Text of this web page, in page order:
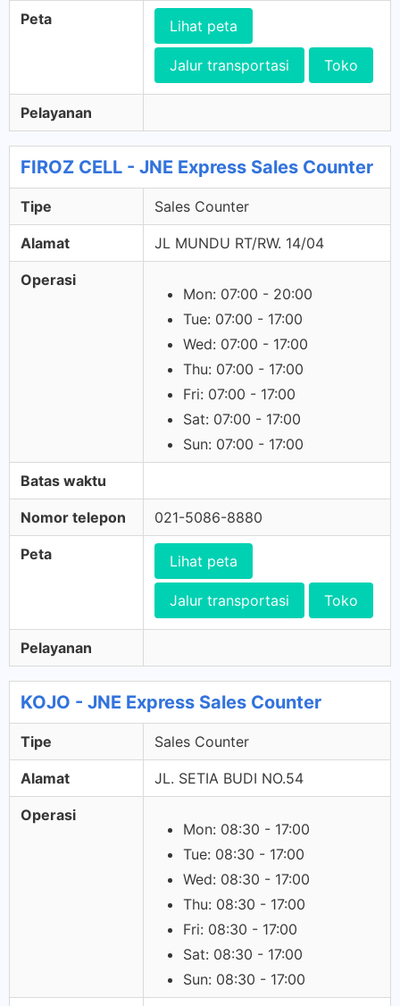
Peta Lihat peta
Jalur transportasi Toko
Pelayanan
FIROZ CELL - JNE Express Sales Counter
Tipe Sales Counter
Alamat JL MUNDU RT/RW. 14/04
Operasi
Mon: 07:00 - 20:00
Tue: 07:00 - 17:00
Wed: 07:00 - 17:00
Thu: 07:00 - 17:00
Fri: 07:00 - 17:00
Sat: 07:00 - 17:00
Sun: 07:00 - 17:00
Batas waktu
Nomor telepon 021-5086-8880
Peta Lihat peta
Jalur transportasi Toko
Pelayanan
KOJO - JNE Express Sales Counter
Tipe Sales Counter
Alamat JL. SETIA BUDI NO.54
Operasi
Mon: 08:30 - 17:00
Tue: 08:30 - 17:00
Wed: 08:30 - 17:00
Thu: 08:30 - 17:00
Fri: 08:30 - 17:00
Sat: 08:30 - 17:00
Sun: 08:30 - 17:00